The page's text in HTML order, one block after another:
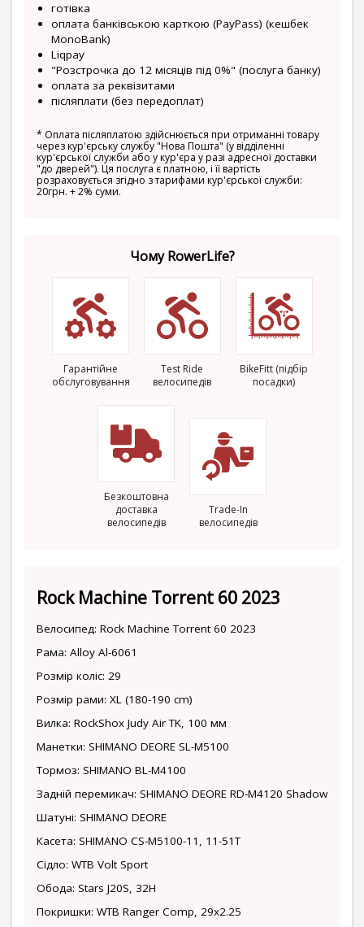
готівка
оплата банківською карткою (PayPass) (кешбек
MonoBank)
Liqpay
"Розстрочка до 12 місяців під 0%" (послуга банку)
оплата за реквізитами
післяплати (без передоплат)
* Оплата післяплатою здійснюється при отриманні товару
через кур'єрську службу "Нова Пошта" (у відділенні
кур'єрської служби або у кур'єра у разі адресної доставки
"до дверей"). Ця послуга є платною, і її вартість
розраховується згідно з тарифами кур'єрської служби:
20грн. + 2% суми.
Чому RowerLife?
Гарантійне
обслуговування
Test Ride
велосипедів
BikeFitt (підбір
посадки)
Безкоштовна
доставка
велосипедів
Trade-In
велосипедів
Rock Machine Torrent 60 2023
Велосипед: Rock Machine Torrent 60 2023
Рама: Alloy Al-6061
Розмір коліс: 29
Розмір рами: XL (180-190 cm)
Вилка: RockShox Judy Air TK, 100 мм
Манетки: SHIMANO DEORE SL-M5100
Тормоз: SHIMANO BL-M4100
Задній перемикач: SHIMANO DEORE RD-M4120 Shadow
Шатуні: SHIMANO DEORE
Касета: SHIMANO CS-M5100-11, 11-51T
Сідло: WTB Volt Sport
Обода: Stars J20S, 32H
Покришки: WTB Ranger Comp, 29x2.25